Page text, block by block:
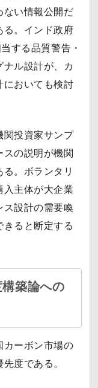
ない情報公開だ
る。インド政府
する品質警告・
ル設計が、カ
においても検討
関投資家サンプ
スの説明が機関
。ボランタリ
入主体が大企業
ス設計の需要喚
ると断定する
築論への
カーボン市場の
度である。